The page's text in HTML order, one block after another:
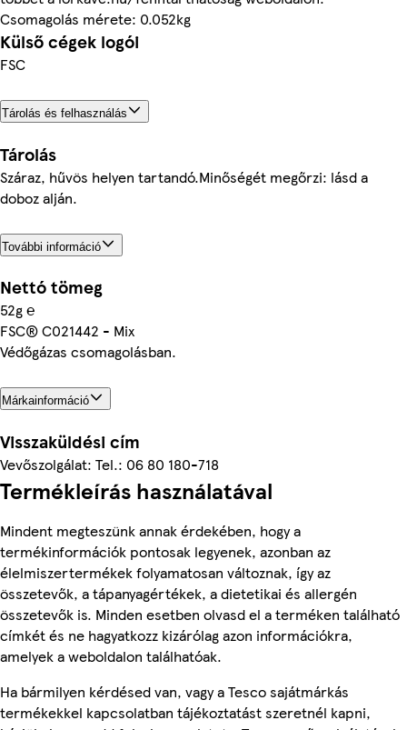
Csomagolás mérete: 0.052kg
Külső cégek logói
FSC
Tárolás és felhasználás
Tárolás
Száraz, hűvös helyen tartandó.Minőségét megőrzi: lásd a
doboz alján.
További információ
Nettó tömeg
52g ℮
FSC® C021442 - Mix
Védőgázas csomagolásban.
Márkainformáció
Visszaküldési cím
Vevőszolgálat: Tel.: 06 80 180-718
Termékleírás használatával
Mindent megteszünk annak érdekében, hogy a
termékinformációk pontosak legyenek, azonban az
élelmiszertermékek folyamatosan változnak, így az
összetevők, a tápanyagértékek, a dietetikai és allergén
összetevők is. Minden esetben olvasd el a terméken található
címkét és ne hagyatkozz kizárólag azon információkra,
amelyek a weboldalon találhatóak.
Ha bármilyen kérdésed van, vagy a Tesco sajátmárkás
termékekkel kapcsolatban tájékoztatást szeretnél kapni,